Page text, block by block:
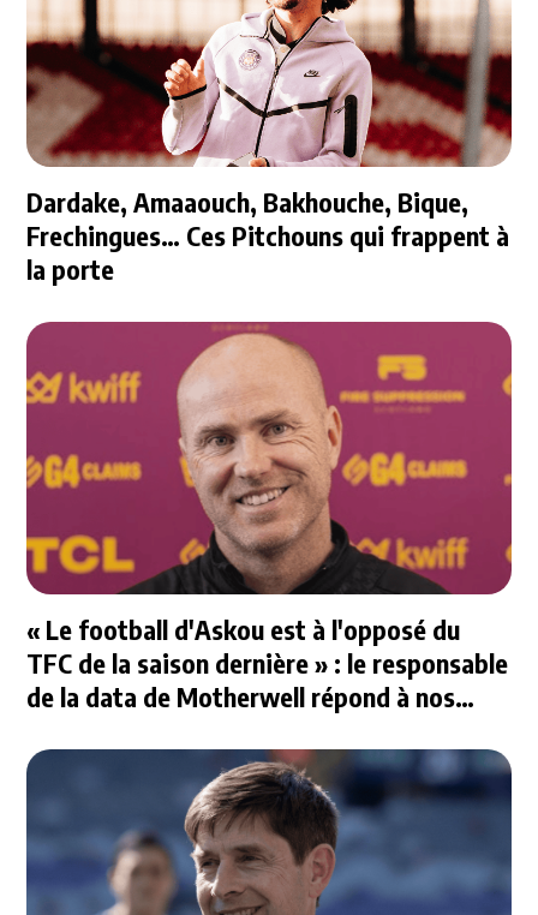
Dardake, Amaaouch, Bakhouche, Bique,
Frechingues… Ces Pitchouns qui frappent à
la porte
« Le football d'Askou est à l'opposé du
TFC de la saison dernière » : le responsable
de la data de Motherwell répond à nos